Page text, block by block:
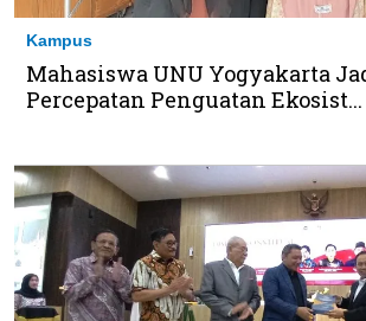
Kampus
Mahasiswa UNU Yogyakarta
Percepatan Penguatan Ekosist...